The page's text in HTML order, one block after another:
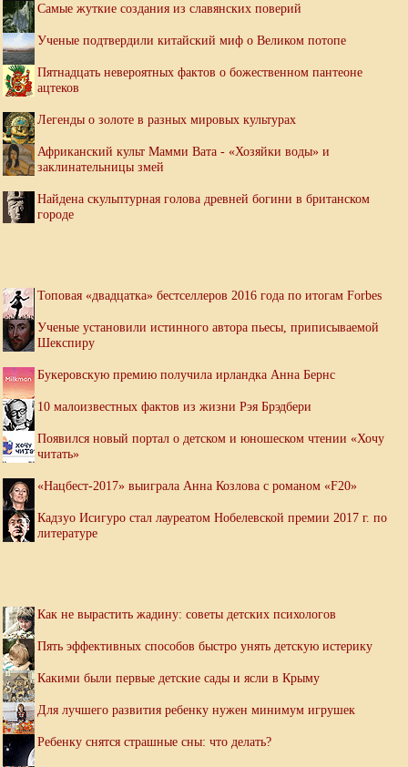
Самые жуткие создания из славянских поверий
Ученые подтвердили китайский миф о Великом потопе
Пятнадцать невероятных фактов о божественном пантеоне
ацтеков
Легенды о золоте в разных мировых культурах
Африканский культ Мамми Вата - «Хозяйки воды» и
заклинательницы змей
Найдена скульптурная голова древней богини в британском
городе
Топовая «двадцатка» бестселлеров 2016 года по итогам Forbes
Ученые установили истинного автора пьесы, приписываемой
Шекспиру
Букеровскую премию получила ирландка Анна Бернс
10 малоизвестных фактов из жизни Рэя Брэдбери
Появился новый портал о детском и юношеском чтении «Хочу
читать»
«Нацбест-2017» выиграла Анна Козлова с романом «F20»
Кадзуо Исигуро стал лауреатом Нобелевской премии 2017 г. по
литературе
Как не вырастить жадину: советы детских психологов
Пять эффективных способов быстро унять детскую истерику
Какими были первые детские сады и ясли в Крыму
Для лучшего развития ребенку нужен минимум игрушек
Ребенку снятся страшные сны: что делать?